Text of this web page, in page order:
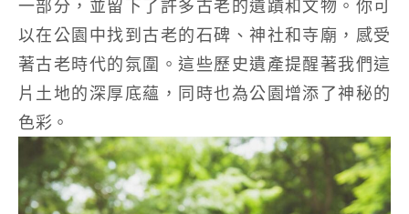
一部分，並留下了許多古老的遺蹟和文物。你可
以在公園中找到古老的石碑、神社和寺廟，感受
著古老時代的氛圍。這些歷史遺產提醒著我們這
片土地的深厚底蘊，同時也為公園增添了神秘的
色彩。